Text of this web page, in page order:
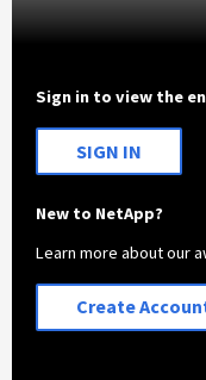
Sign in to view the
SIGN IN
New to NetApp?
Learn more about our
Create